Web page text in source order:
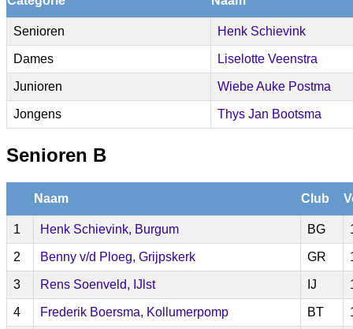
Senioren Henk Schievink
Dames Liselotte Veenstra
Junioren Wiebe Auke Postma
Jongens Thys Jan Bootsma
Senioren B
Naam Club
1 Henk Schievink, Burgum BG
2 Benny v/d Ploeg, Grijpskerk GR
3 Rens Soenveld, IJlst IJ
4 Frederik Boersma, Kollumerpomp BT